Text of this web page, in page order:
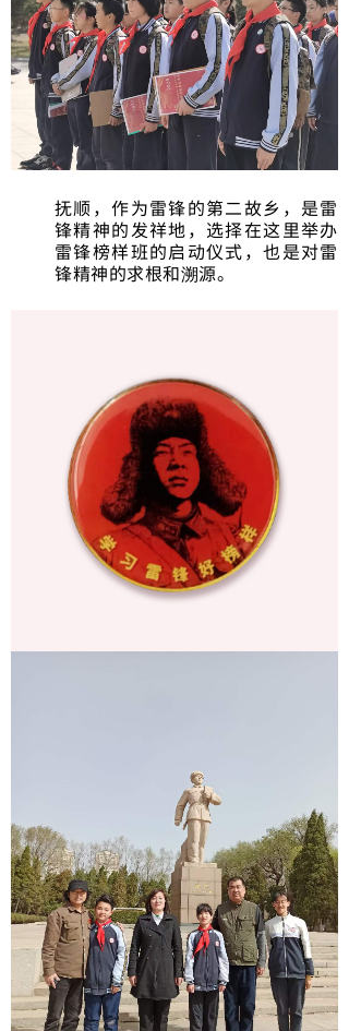
抚顺，作为雷锋的第二故乡，是雷
锋精神的发祥地，选择在这里举办
雷锋榜样班的启动仪式，也是对雷
锋精神的求根和溯源。